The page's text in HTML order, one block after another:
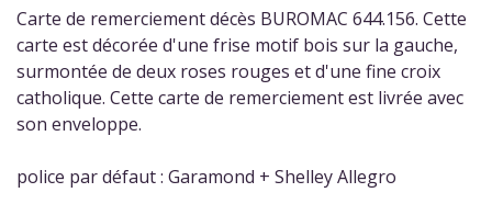
Carte de remerciement décès BUROMAC 644.156. Cette
carte est décorée d'une frise motif bois sur la gauche,
surmontée de deux roses rouges et d'une fine croix
catholique. Cette carte de remerciement est livrée avec
son enveloppe.
police par défaut : Garamond + Shelley Allegro